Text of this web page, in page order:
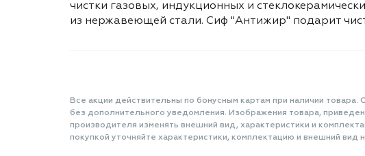
чистки газовых, индукционных и
из нержавеющей стали. Сиф "Антижир" подарит
Все акции действительны по бонусным картам при наличии
без дополнительного уведомления. Изображения товара,
производителя изменять внешний вид, характеристики и
покупкой уточняйте характеристики, комплектацию и внешний